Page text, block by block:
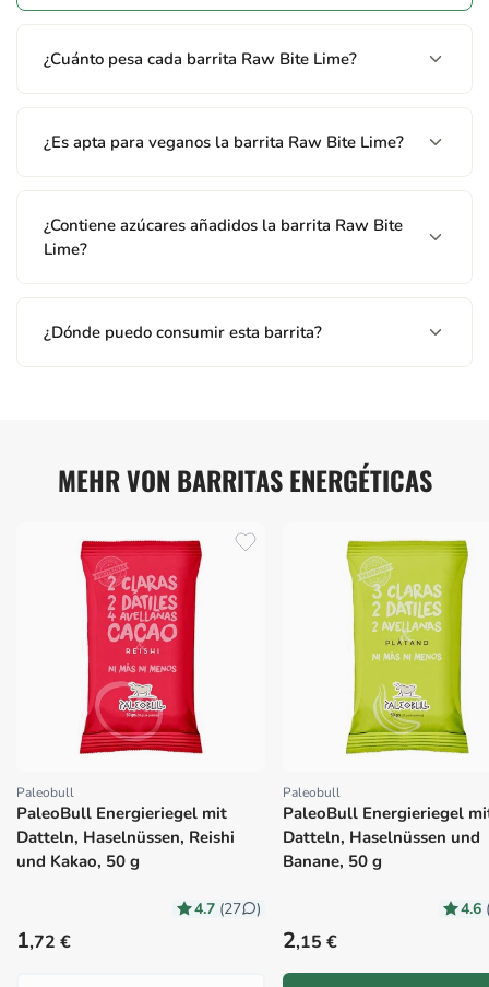
¿Cuánto pesa cada barrita Raw Bite Lime?
¿Es apta para veganos la barrita Raw Bite Lime?
¿Contiene azúcares añadidos la barrita Raw Bite
Lime?
¿Dónde puedo consumir esta barrita?
MEHR VON BARRITAS ENERGÉTICAS
Proveedor:
Paleobull
PaleoBull Energieriegel mit
Datteln, Haselnüssen, Reishi
und Kakao, 50 g
4.7 (27 )
Precio habitual
1,72 €
Proveedor:
Paleobull
PaleoBull Energieriegel
Datteln, Haselnüssen und
Banane, 50 g
4.6
Precio habitual
2,15 €